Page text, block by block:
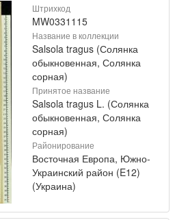
Штрихкод
MW0331115
Название в коллекции
Salsola tragus (Солянка
обыкновенная, Солянка
сорная)
Принятое название
Salsola tragus L. (Солянка
обыкновенная, Солянка
сорная)
Районирование
Восточная Европа, Южно-
Украинский район (E12)
(Украина)